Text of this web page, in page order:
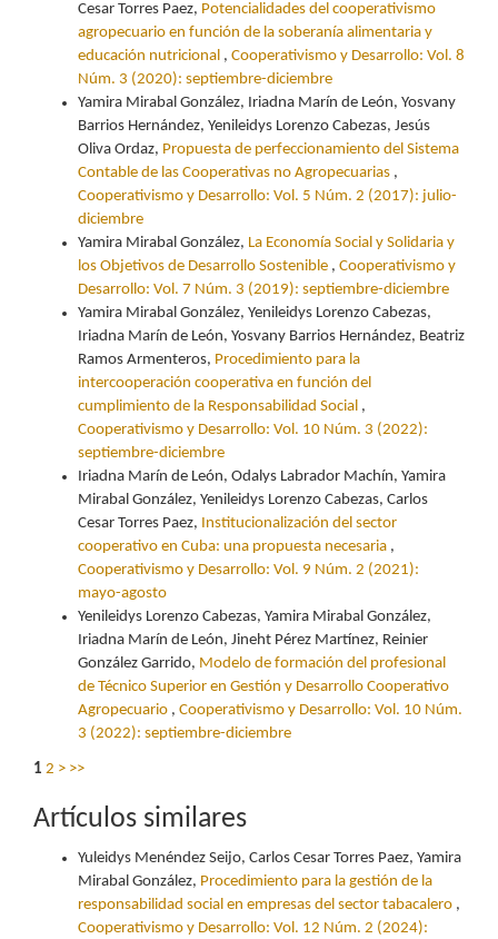
Cesar Torres Paez, Potencialidades del cooperativismo
agropecuario en función de la soberanía alimentaria y
educación nutricional , Cooperativismo y Desarrollo: Vol. 8
Núm. 3 (2020): septiembre-diciembre
Yamira Mirabal González, Iriadna Marín de León, Yosvany
Barrios Hernández, Yenileidys Lorenzo Cabezas, Jesús
Oliva Ordaz, Propuesta de perfeccionamiento del Sistema
Contable de las Cooperativas no Agropecuarias ,
Cooperativismo y Desarrollo: Vol. 5 Núm. 2 (2017): julio-
diciembre
Yamira Mirabal González, La Economía Social y Solidaria y
los Objetivos de Desarrollo Sostenible , Cooperativismo y
Desarrollo: Vol. 7 Núm. 3 (2019): septiembre-diciembre
Yamira Mirabal González, Yenileidys Lorenzo Cabezas,
Iriadna Marín de León, Yosvany Barrios Hernández, Beatriz
Ramos Armenteros, Procedimiento para la
intercooperación cooperativa en función del
cumplimiento de la Responsabilidad Social ,
Cooperativismo y Desarrollo: Vol. 10 Núm. 3 (2022):
septiembre-diciembre
Iriadna Marín de León, Odalys Labrador Machín, Yamira
Mirabal González, Yenileidys Lorenzo Cabezas, Carlos
Cesar Torres Paez, Institucionalización del sector
cooperativo en Cuba: una propuesta necesaria ,
Cooperativismo y Desarrollo: Vol. 9 Núm. 2 (2021):
mayo-agosto
Yenileidys Lorenzo Cabezas, Yamira Mirabal González,
Iriadna Marín de León, Jineht Pérez Martínez, Reinier
González Garrido, Modelo de formación del profesional
de Técnico Superior en Gestión y Desarrollo Cooperativo
Agropecuario , Cooperativismo y Desarrollo: Vol. 10 Núm.
3 (2022): septiembre-diciembre
1 2 > >>
Artículos similares
Yuleidys Menéndez Seijo, Carlos Cesar Torres Paez, Yamira
Mirabal González, Procedimiento para la gestión de la
responsabilidad social en empresas del sector tabacalero ,
Cooperativismo y Desarrollo: Vol. 12 Núm. 2 (2024):